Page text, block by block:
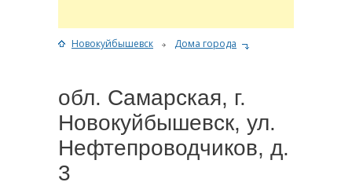
Новокуйбышевск Дома города
обл. Самарская, г.
Новокуйбышевск, ул.
Нефтепроводчиков, д.
3